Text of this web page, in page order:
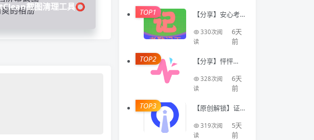
截图清理工具⭕️ TOP1
【分享】安心考
记工时统计出勤
数据
330次阅
读
6天
前
TOP2
【分享】怦怦🔥A
恋人多模态互动
聊天工具🔥
328次阅
读
6天
前
TOP3
【原创解锁】证
会员🔥标准尺寸
换底色美颜证件
319次阅
读
5天
前